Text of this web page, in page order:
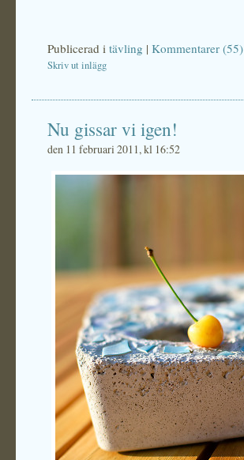
Publicerad i tävling | Kommentarer (55)
Skriv ut inlägg
Nu gissar vi igen!
den 11 februari 2011, kl 16:52